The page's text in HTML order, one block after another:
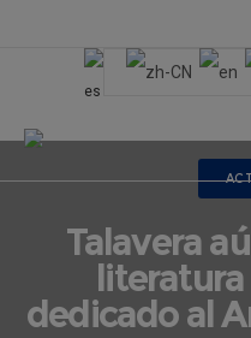
Talavera
literatura
dedicado al